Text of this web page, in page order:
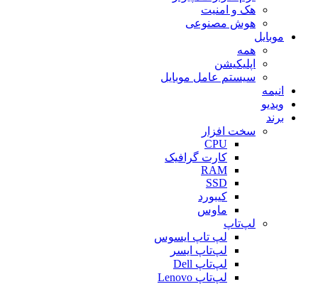
هک و امنیت
هوش مصنوعی
موبایل
همه
اپلیکیشن
سیستم عامل موبایل
انیمه
ویدیو
برند
سخت افزار
CPU
کارت گرافیک
RAM
SSD
کیبورد
ماوس
لپ‌تاپ
لپ تاپ ایسوس
لپ‌تاپ ایسر
لپ‌تاپ Dell
لپ‌تاپ Lenovo